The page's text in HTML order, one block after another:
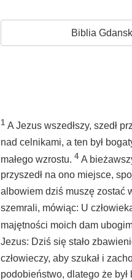
Biblia
1 A Jezus wszedłszy, szedł
nad celnikami, a ten był
małego wzrostu. 4 A
przyszedł na ono miejsce,
albowiem dziś muszę zostać
szemrali, mówiąc: U
majętności moich dam
Jezus: Dziś się stało
człowieczy, aby szukał i
podobieństwo, dlatego że